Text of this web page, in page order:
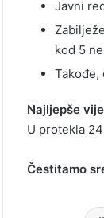
Javni
kod 5
Takođe,
Najljepše
U protekla
Čestitamo